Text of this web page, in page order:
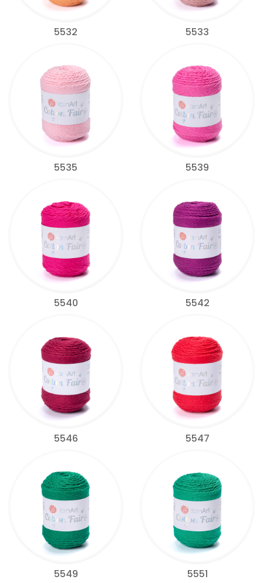
5532 5533
5535 5539
5540 5542
5546 5547
5549 5551